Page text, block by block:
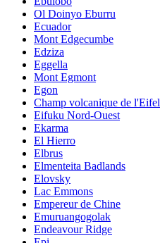
Ol Doinyo Eburru
Ecuador
Mont Edgecumbe
Edziza
Eggella
Mont Egmont
Egon
Champ volcanique de l'Eifel
Eifuku Nord-Ouest
Ekarma
El Hierro
Elbrus
Elmenteita Badlands
Elovsky
Lac Emmons
Empereur de Chine
Emuruangogolak
Endeavour Ridge